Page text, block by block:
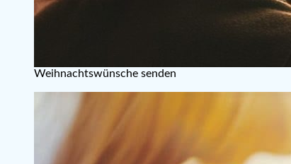
Weihnachtswünsche senden